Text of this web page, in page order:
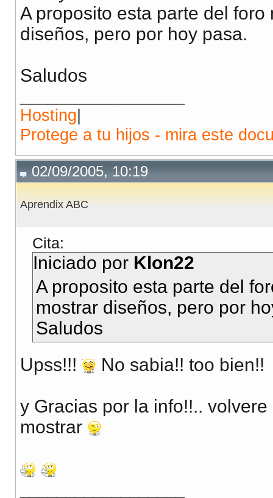
A proposito esta parte del
diseños, pero por hoy pasa.
Saludos
Hosting|
Protege a tu hijos - mira este
02/09/2005, 10:19
Aprendix ABC
Cita:
Iniciado por Klon22
A proposito esta parte del
mostrar diseños, pero por
Saludos
Upss!!!
No sabia!! too bien!!
y Gracias por la info!!..
mostrar